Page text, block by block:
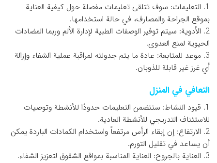
1. التعليمات: سوف تتلقى تعليمات مفصلة حول كيفية العناية
بموقع الجراحة والمصارف، في حالة استخدامها.
2. الأدوية: سيتم توفير الوصفات الطبية لإدارة الألم وربما المضادات
الحيوية لمنع العدوى.
3. موعد للمتابعة: عادة ما يتم جدولته لمراقبة عملية الشفاء وإزالة
أي غرز غير قابلة للذوبان.
التعافي في المنزل
1. قيود النشاط: ستتضمن التعليمات حدودًا للأنشطة وتوصيات
للاستئناف التدريجي للأنشطة العادية.
2. الارتفاع: إن إبقاء الرأس مرتفعاً واستخدام الكمادات الباردة يمكن
أن يساعد في تقليل التورم.
3. العناية بالجروح: العناية المناسبة بمواقع الشقوق لتعزيز الشفاء.